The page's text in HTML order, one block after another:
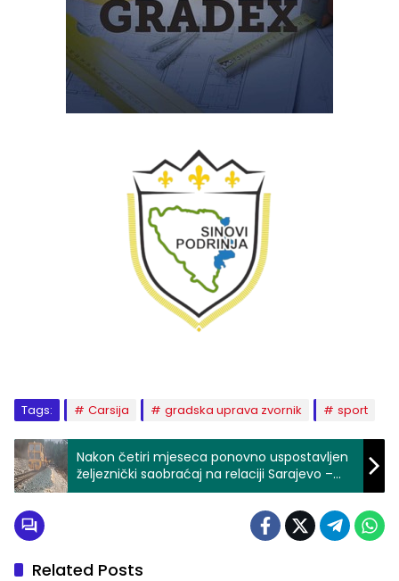
Tags: Carsija gradska uprava zvornik sport
Nakon četiri mjeseca ponovno uspostavljen
željeznički saobraćaj na relaciji Sarajevo –
Ploče
Related Posts